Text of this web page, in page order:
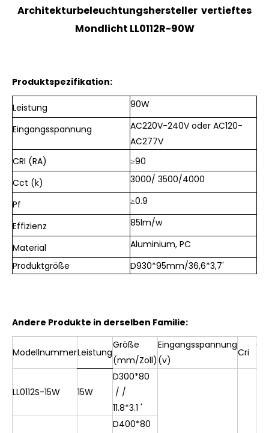
Architekturbeleuchtungshersteller vertieftes
Mondlicht LL0112R-90W
Produktspezifikation:
Leistung 90W
Eingangsspannung
AC220V-240V oder AC120-
AC277V
CRI (RA)
≥90
Cct (k)
3000/ 3500/4000
Pf ≥0.9
Effizienz 85lm/w
Material
Aluminium, PC
Produktgröße
D930*95mm/36,6*3,7'
Andere Produkte in derselben Familie:
ModellnummerLeistung
Größe
(mm/Zoll)
Eingangsspannung
(v)
Cri
LL0112S-15W 15W
D300*80
/ /
11.8*3.1 '
D400*80